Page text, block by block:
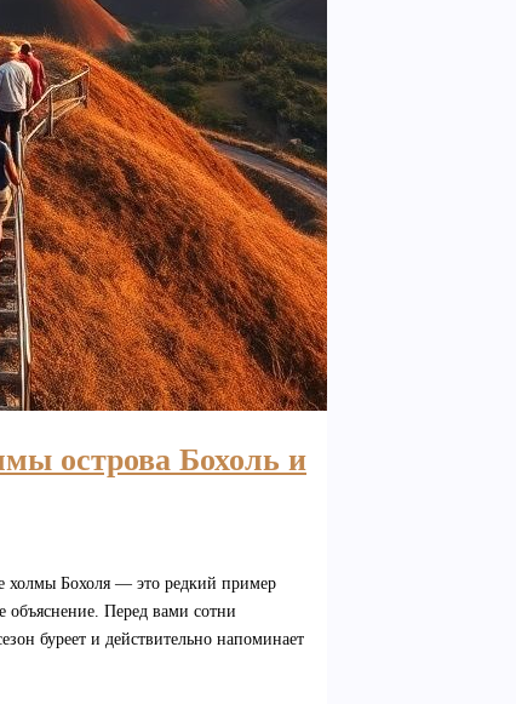
острова Бохоль и
холмы Бохоля — это редкий пример
объяснение. Перед вами сотни
буреет и действительно напоминает